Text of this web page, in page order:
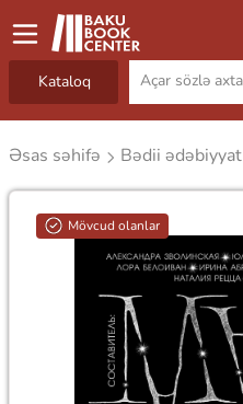
Kataloq
Əsas səhifə Bədii ədəbiyyat
Mövcud olanlar